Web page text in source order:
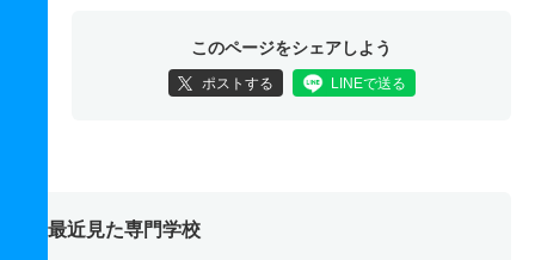
このページをシェアしよう
ポストする LINEで送る
最近見た専門学校